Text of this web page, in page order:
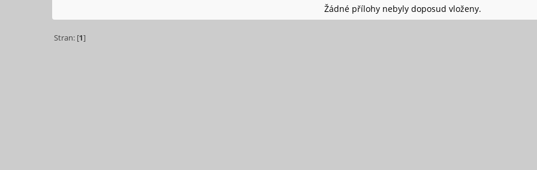
Žádné přílohy nebyly doposud vloženy.
Stran: [1]